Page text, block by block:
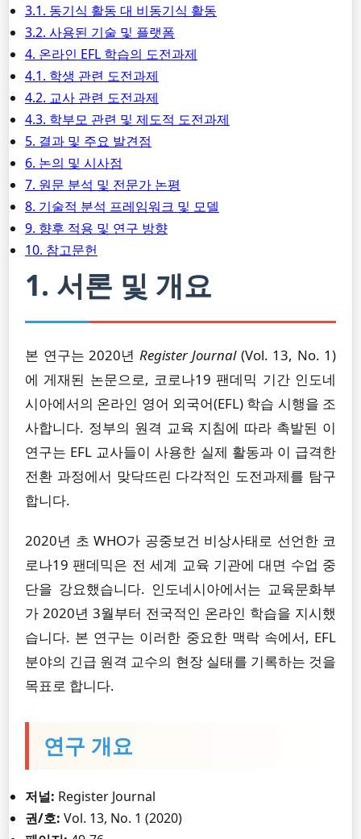
3.1. 동기식 활동 대 비동기식 활동
3.2. 사용된 기술 및 플랫폼
4. 온라인 EFL 학습의 도전과제
4.1. 학생 관련 도전과제
4.2. 교사 관련 도전과제
4.3. 학부모 관련 및 제도적 도전과제
5. 결과 및 주요 발견점
6. 논의 및 시사점
7. 원문 분석 및 전문가 논평
8. 기술적 분석 프레임워크 및 모델
9. 향후 적용 및 연구 방향
10. 참고문헌
1. 서론 및 개요
본 연구는 2020년 Register Journal(Vol. 13, No. 1)
에 게재된 논문으로, 코로나19 팬데믹 기간 인도네
시아에서의 온라인 영어 외국어(EFL) 학습 시행을 조
사합니다. 정부의 원격 교육 지침에 따라 촉발된 이
연구는 EFL 교사들이 사용한 실제 활동과 이 급격한
전환 과정에서 맞닥뜨린 다각적인 도전과제를 탐구
합니다.
2020년 초 WHO가 공중보건 비상사태로 선언한 코
로나19 팬데믹은 전 세계 교육 기관에 대면 수업 중
단을 강요했습니다. 인도네시아에서는 교육문화부
가 2020년 3월부터 전국적인 온라인 학습을 지시했
습니다. 본 연구는 이러한 중요한 맥락 속에서, EFL
분야의 긴급 원격 교수의 현장 실태를 기록하는 것을
목표로 합니다.
연구 개요
저널: Register Journal
권/호: Vol. 13, No. 1 (2020)